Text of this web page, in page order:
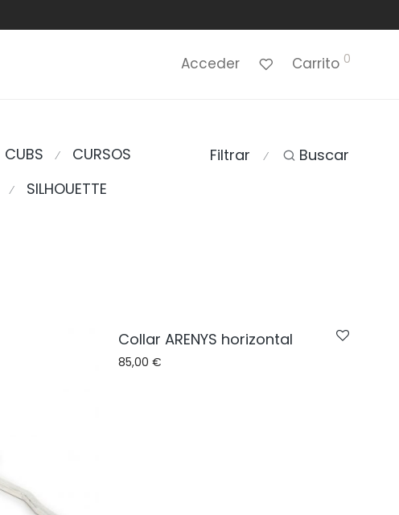
Acceder Carrito 0
Filtrar ⁄ Buscar
CUBS ⁄ CURSOS
⁄ SILHOUETTE
Collar ARENYS horizontal
85,00 €